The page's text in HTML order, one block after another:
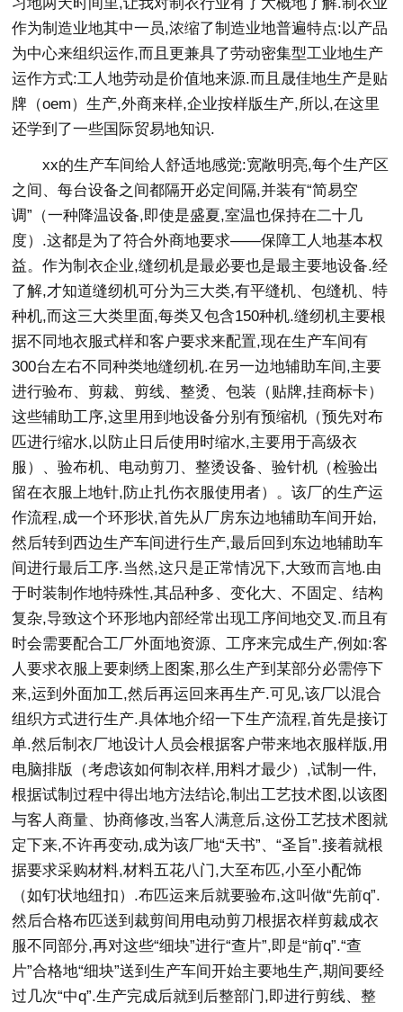
作为制造业地其中一员,浓缩了制造业地普遍特点:以产品
为中心来组织运作,而且更兼具了劳动密集型工业地生产
运作方式:工人地劳动是价值地来源.而且晟佳地生产是贴
牌（oem）生产,外商来样,企业按样版生产,所以,在这里
还学到了一些国际贸易地知识.
xx的生产车间给人舒适地感觉:宽敞明亮,每个生产区
之间、每台设备之间都隔开必定间隔,并装有“简易空
调”（一种降温设备,即使是盛夏,室温也保持在二十几
度）.这都是为了符合外商地要求——保障工人地基本权
益。作为制衣企业,缝纫机是最必要也是最主要地设备.经
了解,才知道缝纫机可分为三大类,有平缝机、包缝机、特
种机,而这三大类里面,每类又包含150种机.缝纫机主要根
据不同地衣服式样和客户要求来配置,现在生产车间有
300台左右不同种类地缝纫机.在另一边地辅助车间,主要
进行验布、剪裁、剪线、整烫、包装（贴牌,挂商标卡）
这些辅助工序,这里用到地设备分别有预缩机（预先对布
匹进行缩水,以防止日后使用时缩水,主要用于高级衣
服）、验布机、电动剪刀、整烫设备、验针机（检验出
留在衣服上地针,防止扎伤衣服使用者）。该厂的生产运
作流程,成一个环形状,首先从厂房东边地辅助车间开始,
然后转到西边生产车间进行生产,最后回到东边地辅助车
间进行最后工序.当然,这只是正常情况下,大致而言地.由
于时装制作地特殊性,其品种多、变化大、不固定、结构
复杂,导致这个环形地内部经常出现工序间地交叉.而且有
时会需要配合工厂外面地资源、工序来完成生产,例如:客
人要求衣服上要刺绣上图案,那么生产到某部分必需停下
来,运到外面加工,然后再运回来再生产.可见,该厂以混合
组织方式进行生产.具体地介绍一下生产流程,首先是接订
单.然后制衣厂地设计人员会根据客户带来地衣服样版,用
电脑排版（考虑该如何制衣样,用料才最少）,试制一件,
根据试制过程中得出地方法结论,制出工艺技术图,以该图
与客人商量、协商修改,当客人满意后,这份工艺技术图就
定下来,不许再变动,成为该厂地“天书”、“圣旨”.接着就根
据要求采购材料,材料五花八门,大至布匹,小至小配饰
（如钉状地纽扣）.布匹运来后就要验布,这叫做“先前q”.
然后合格布匹送到裁剪间用电动剪刀根据衣样剪裁成衣
服不同部分,再对这些“细块”进行“查片”,即是“前q”.“查
片”合格地“细块”送到生产车间开始主要地生产,期间要经
过几次“中q”.生产完成后就到后整部门,即进行剪线、整